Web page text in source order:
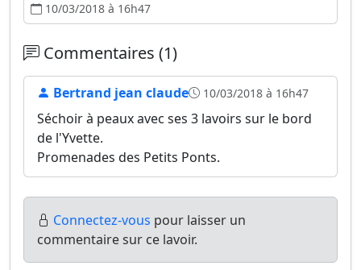
10/03/2018 à 16h47
Commentaires (1)
Bertrand jean claude 10/03/2018 à 16h47
Séchoir à peaux avec ses 3 lavoirs sur le bord
de l'Yvette.
Promenades des Petits Ponts.
Connectez-vous pour laisser un
commentaire sur ce lavoir.